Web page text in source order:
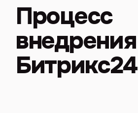
Процесс
внедрения
Битрикс24